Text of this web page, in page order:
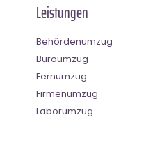
Leistungen
Behördenumzug
Büroumzug
Fernumzug
Firmenumzug
Laborumzug